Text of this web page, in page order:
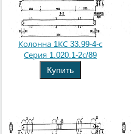
Колонна 1КС 33.99-4-с
Серия 1.020.1-2с/89
Купить